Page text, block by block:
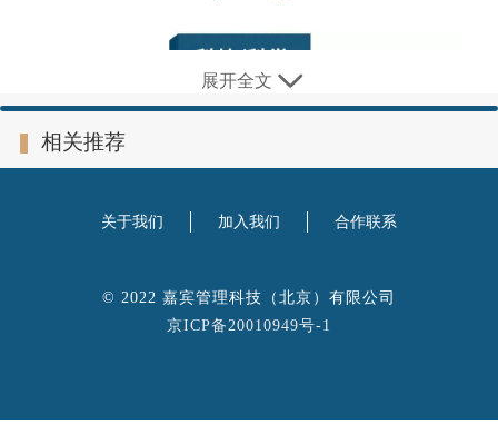
实验室由武汉市政府、东湖高新区、中交二航局、上
人份样本的新型冠状病毒。据悉，目前湖北省新型
冠状病毒检测量为每日4000份，检测需要量极
展开全文
相关推荐
关于我们 加入我们 合作联系
© 2022 嘉宾管理科技（北京）有限公司
京ICP备20010949号-1